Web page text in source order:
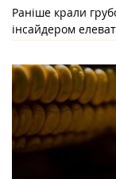
Раніше крали
інсайдером